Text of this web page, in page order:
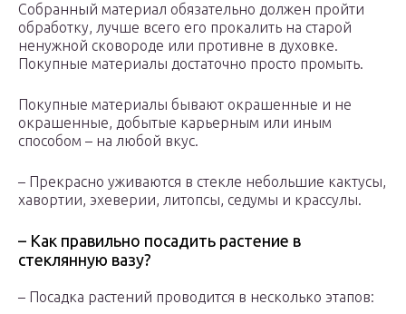
Собранный материал обязательно должен пройти
обработку, лучше всего его прокалить на старой
ненужной сковороде или противне в духовке.
Покупные материалы достаточно просто промыть.
Покупные материалы бывают окрашенные и не
окрашенные, добытые карьерным или иным
способом – на любой вкус.
– Прекрасно уживаются в стекле небольшие кактусы,
хавортии, эхеверии, литопсы, седумы и крассулы.
– Как правильно посадить растение в
стеклянную вазу?
– Посадка растений проводится в несколько этапов: